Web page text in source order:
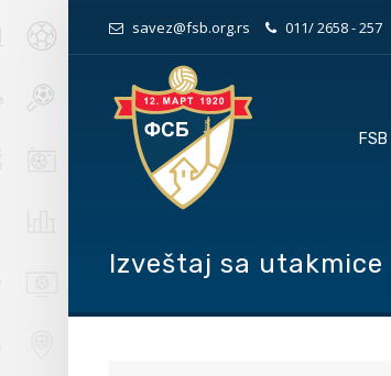
savez@fsb.org.rs 011/ 2658 - 257
FSB
Izveštaj sa utakmice